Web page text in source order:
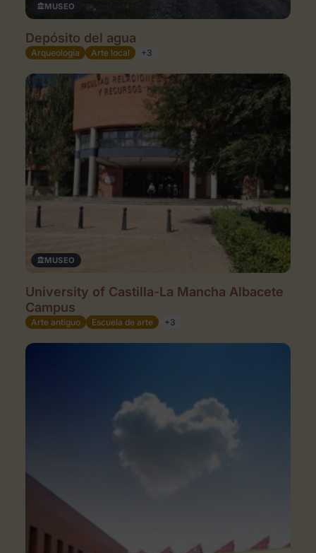
MUSEO
Depósito del agua
Arqueología Arte local +3
MUSEO
University of Castilla-La Mancha Albacete
Campus
Arte antiguo Escuela de arte +3